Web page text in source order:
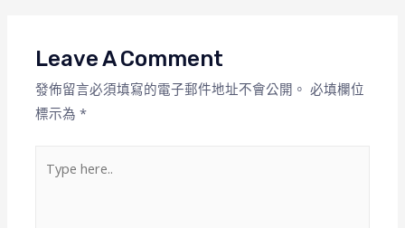
Leave A Comment
發佈留言必須填寫的電子郵件地址不會公開。 必填欄位
標示為*